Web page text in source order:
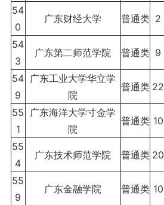
54
0
广东财经大学 普通类 2
54
3
广东第二师范学院 普通类 9
54
9
广东工业大学华立学
院
普通类 22
55
1
广东海洋大学寸金学
院
普通类 10
55
4
广东技术师范学院 普通类 20
55
9
广东金融学院 普通类 10